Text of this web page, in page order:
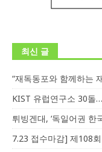
최신 글
“재독동포와 함께하는
KIST 유럽연구소 30돌
튀빙겐대, ‘독일어권 한
7.23 접수마감] 제108